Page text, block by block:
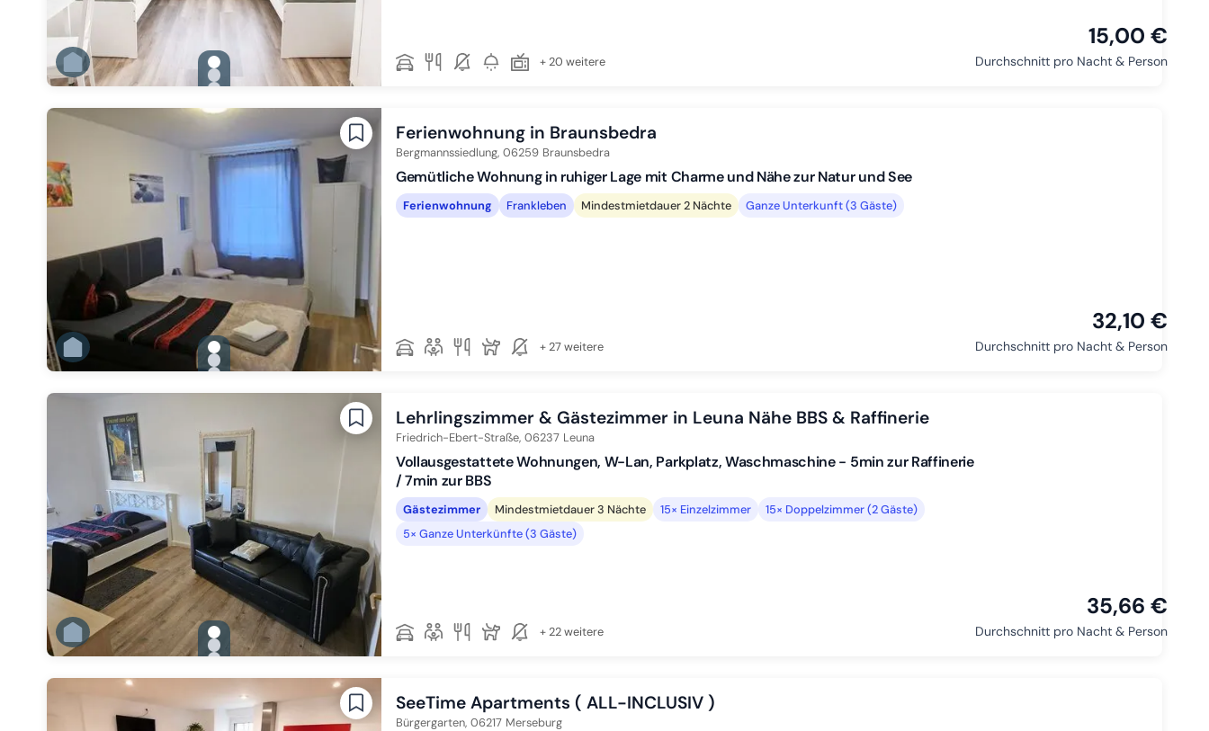
gallery.slide_selector
Zu Slide 1 wechseln
Zu Slide 2 wechseln
Zu Slide 4 wechseln
Zu Slide 5 wechseln
Zu Slide 6 wechseln
+ 20 weitere
15,00 €
Durchschnitt pro Nacht & Person
gallery.slide_selector
Zu Slide 1 wechseln
Zu Slide 2 wechseln
Zu Slide 6 wechseln
Ferienwohnung in Braunsbedra
Bergmannssiedlung, 06259 Braunsbedra
Gemütliche Wohnung in ruhiger Lage mit Charme und Nähe zur Natur und See
Ferienwohnung Frankleben Mindestmietdauer 2 Nächte Ganze Unterkunft (3 Gäste)
+ 27 weitere
32,10 €
Durchschnitt pro Nacht & Person
gallery.slide_selector
Zu Slide 1 wechseln
Zu Slide 2 wechseln
Zu Slide 4 wechseln
Zu Slide 5 wechseln
Zu Slide 6 wechseln
Lehrlingszimmer & Gästezimmer in Leuna Nähe BBS & Raffinerie
Friedrich-Ebert-Straße, 06237 Leuna
Vollausgestattete Wohnungen, W-Lan, Parkplatz, Waschmaschine - 5min zur Raffinerie
/ 7min zur BBS
Gästezimmer Mindestmietdauer 3 Nächte 15× Einzelzimmer
15× Doppelzimmer (2 Gäste)
5× Ganze Unterkünfte (3 Gäste)
+ 22 weitere
35,66 €
Durchschnitt pro Nacht & Person
SeeTime Apartments ( ALL-INCLUSIV )
Bürgergarten, 06217 Merseburg